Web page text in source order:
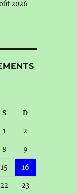
2026
S D
1 2
8 9
15 16
22 23